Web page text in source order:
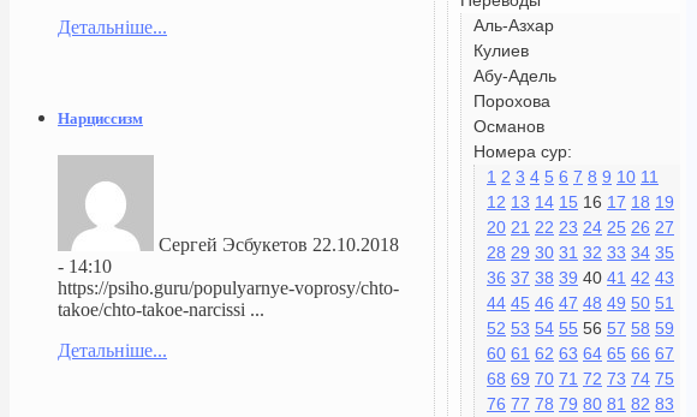
Аль-Азхар
Кулиев
Абу-Адель
Порохова
Османов
Номера сур:
1 2 3 4 5 6 7 8 9 10 11
12 13 14 15 16 17 18 19
20 21 22 23 24 25 26 27
28 29 30 31 32 33 34 35
36 37 38 39 40 41 42 43
44 45 46 47 48 49 50 51
52 53 54 55 56 57 58 59
60 61 62 63 64 65 66 67
68 69 70 71 72 73 74 75
76 77 78 79 80 81 82 83
Детальніше...
Нарциссизм
Сергей Эсбукетов 22.10.2018
- 14:10
https://psiho.guru/populyarnye-voprosy/chto-
takoe/chto-takoe-narcissi ...
Детальніше...